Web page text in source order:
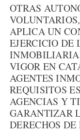
OTRAS
APLICA UN
EJERCICIO
VIGOR EN
AGENTES
REQUISITOS
AGENCIAS Y
GARANTIZAR
DERECHOS